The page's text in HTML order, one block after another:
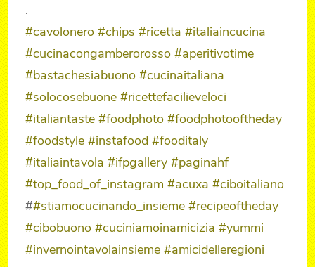
.
#cavolonero #chips #ricetta #italiaincucina
#cucinacongamberorosso #aperitivotime
#bastachesiabuono #cucinaitaliana
#solocosebuone #ricettefacilieveloci
#italiantaste #foodphoto #foodphotooftheday
#foodstyle #instafood #fooditaly
#italiaintavola #ifpgallery #paginahf
#top_food_of_instagram #acuxa #ciboitaliano
##stiamocucinando_insieme #recipeoftheday
#cibobuono #cuciniamoinamicizia #yummi
#invernointavolainsieme #amicidelleregioni